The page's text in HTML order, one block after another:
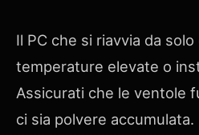
Il PC che si riavvia da
temperature elevate o
Assicurati che le ventole
ci sia polvere